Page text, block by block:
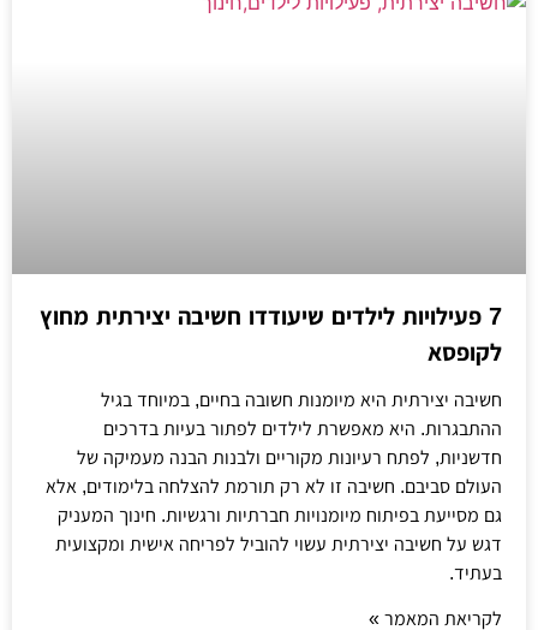
7 פעילויות לילדים שיעודדו חשיבה יצירתית מחוץ
לקופסא
חשיבה יצירתית היא מיומנות חשובה בחיים, במיוחד בגיל
ההתבגרות. היא מאפשרת לילדים לפתור בעיות בדרכים
חדשניות, לפתח רעיונות מקוריים ולבנות הבנה מעמיקה של
העולם סביבם. חשיבה זו לא רק תורמת להצלחה בלימודים, אלא
גם מסייעת בפיתוח מיומנויות חברתיות ורגשיות. חינוך המעניק
דגש על חשיבה יצירתית עשוי להוביל לפריחה אישית ומקצועית
בעתיד.
לקריאת המאמר »